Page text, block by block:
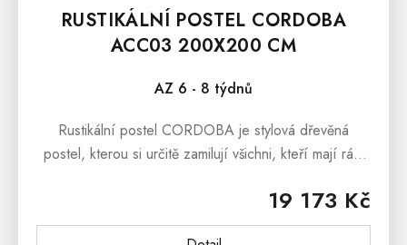
RUSTIKÁLNÍ POSTEL CORDOBA
ACC03 200X200 CM
AZ 6 - 8 týdnů
19 173 Kč
Rustikální postel CORDOBA je stylová dřevěná
postel, kterou si určitě zamilují všichni, kteří mají rádi
CORDOBA je vyrobená z...